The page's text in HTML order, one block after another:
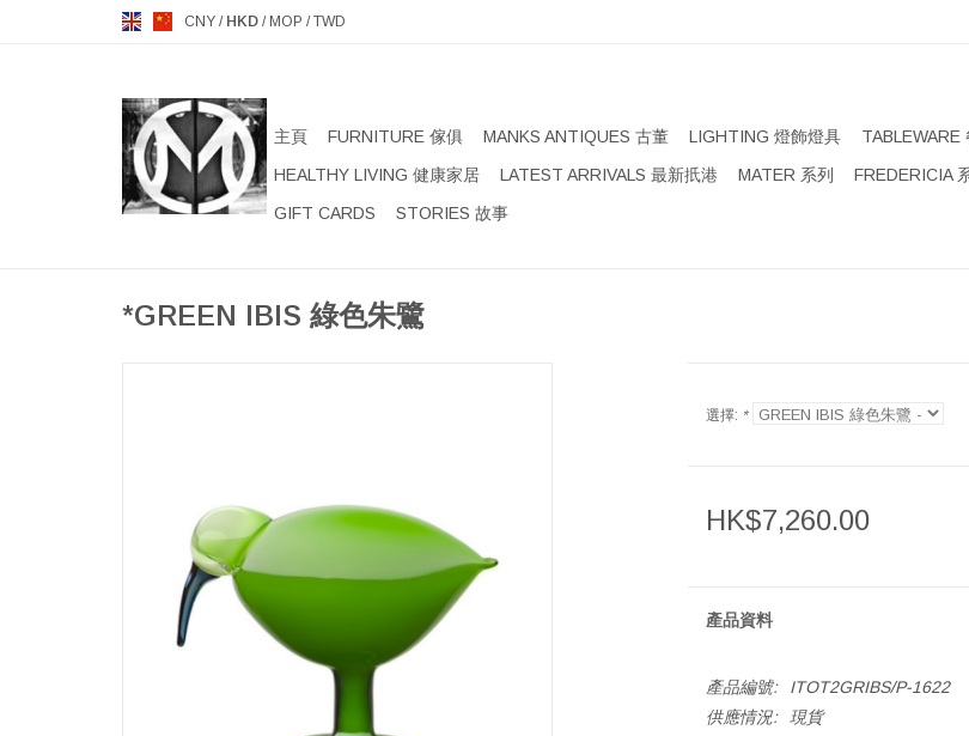
CNY / HKD / MOP /TWD
主頁 FURNITURE 傢俱 MANKS ANTIQUES 古董 LIGHTING 燈飾燈具 TABLEWARE
HEALTHY LIVING 健康家居
LATEST ARRIVALS 最新扺港 MATER 系列 FREDERICIA
GIFT CARDS
STORIES 故事
*GREEN IBIS 綠色朱鷺
選擇: *
HK$7,260.00
產品資料
產品編號:
ITOT2GRIBS/P-1622
供應情況:
現貨